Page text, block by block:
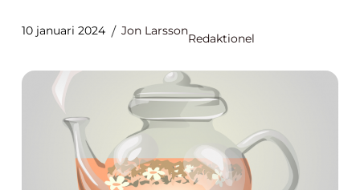
10 januari 2024 Jon Larsson
Redaktionel